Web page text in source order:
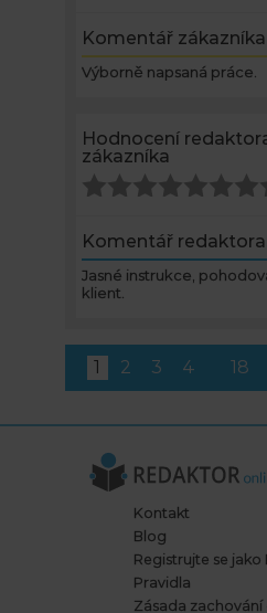
Komentář zákazníka
Výborně napsaná práce.
Hodnocení
zákazníka
Komentář redaktora:
Jasné instrukce,
klient.
1 2 3 4 18
Kontakt
Blog
Registrujte se
Pravidla
Zásada zachování